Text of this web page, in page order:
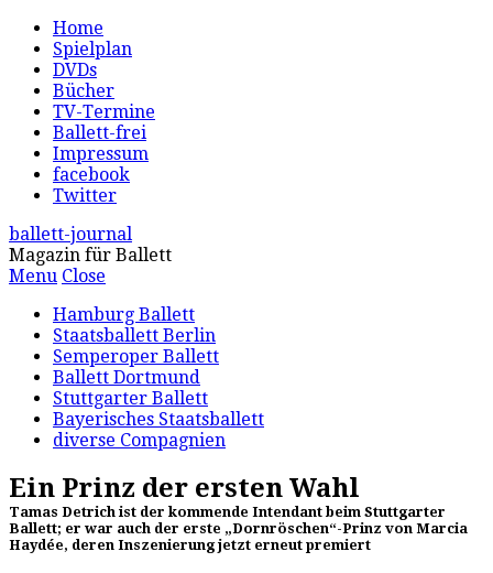
Home
Spielplan
DVDs
Bücher
TV-Termine
Ballett-frei
Impressum
facebook
Twitter
ballett-journal
Magazin für Ballett
Menu Close
Hamburg Ballett
Staatsballett Berlin
Semperoper Ballett
Ballett Dortmund
Stuttgarter Ballett
Bayerisches Staatsballett
diverse Compagnien
Ein Prinz der ersten Wahl
Tamas Detrich ist der kommende Intendant beim Stuttgarter
Ballett; er war auch der erste „Dornröschen“-Prinz von Marcia
Haydée, deren Inszenierung jetzt erneut premiert